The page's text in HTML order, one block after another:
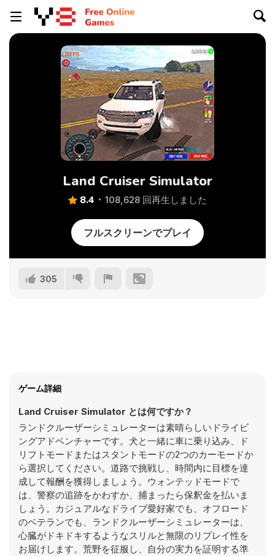
Land Cruiser Simulator
8.4 108,628 回再生しました
フルスクリーンでプレイ
305
ゲーム詳細
Land Cruiser Simulator とは何ですか？
ランドクルーザーシミュレーターは素晴らしいドライビ
ングアドベンチャーです。犬と一緒に車に乗り込み、ド
リフトモードまたはスタントモードの2つのカーモードか
ら選択してください。道路で挑戦し、時間内に目標を達
成して報酬を獲得しましょう。ウォンテッドモードで
は、警察の追跡をかわすか、捕まったら保釈金を払いま
しょう。カジュアルなドライブ愛好家でも、オフロード
のベテランでも、ランドクルーザーシミュレーターは、
心臓がドキドキするようなスリルと無限のリプレイ性を
お届けします。荒野を征服し、自分の実力を証明する準